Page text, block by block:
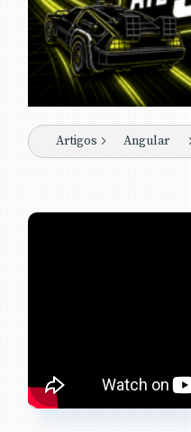
Artigos Angular